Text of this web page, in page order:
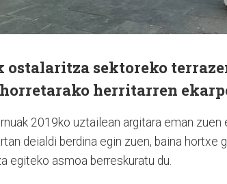
ostalaritza sektoreko
herritarren
2019ko uztailean argitara eman
deialdi berdina egin zuen, baina hortxe
egiteko asmoa berreskuratu du.